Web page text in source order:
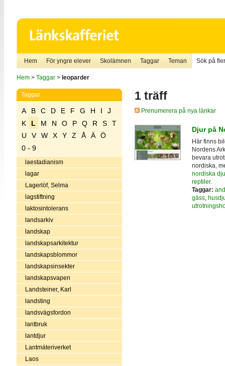
Hem För yngre elever Skolämnen Taggar Teman Sök på
Hem> Taggar> leoparder
Taggar
A B C D E F G H I
J
K
L M N O P Q R S
T
U
V W X Y Z Å Ä
Ö
0 - 9
laestadianism
lagar
Lagerlöf, Selma
lagstiftning
laktosintolerans
landsarkiv
landskap
landskapsarkitektur
landskapsblommor
landskapsinsekter
landskapsvapen
Landsteiner, Karl
landsting
landsvägsfordon
lantbruk
lantdjur
Lantmäteriverket
Laos
1 träff
Prenumerera på nya länkar
Djur på
Här finns
Nordens
bevara
nordiska,
nordiska
reptiler.
Taggar:
gäss,